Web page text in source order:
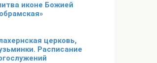
иконе Божией
церковь,
Расписание